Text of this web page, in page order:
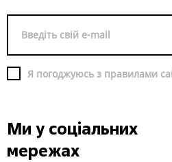
Я погоджуюсь з правилами
Ми у соціальних
мережах